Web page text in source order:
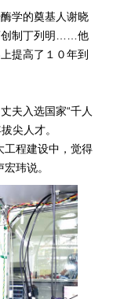
学的奠基人谢晓
创制丁列明……他
提高了１０年到
夫入选国家“千人
尖人才。
工程建设中，觉得
玮说。